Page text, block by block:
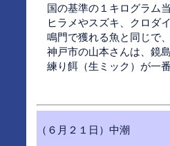
国の基準の１キログラム
ヒラメやスズキ、クロダ
鳴門で獲れる魚と同じで
神戸市の山本さんは、鏡
練り餌（生ミック）が一
（６月２１日）中潮